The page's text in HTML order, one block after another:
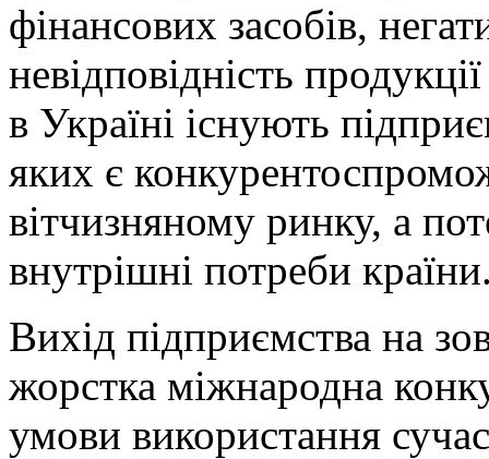
фінансових засобів,
невідповідність
в Україні існують
яких є
вітчизняному ринку, а
внутрішні потреби
Вихід підприємства на
жорстка міжнародна
умови використання